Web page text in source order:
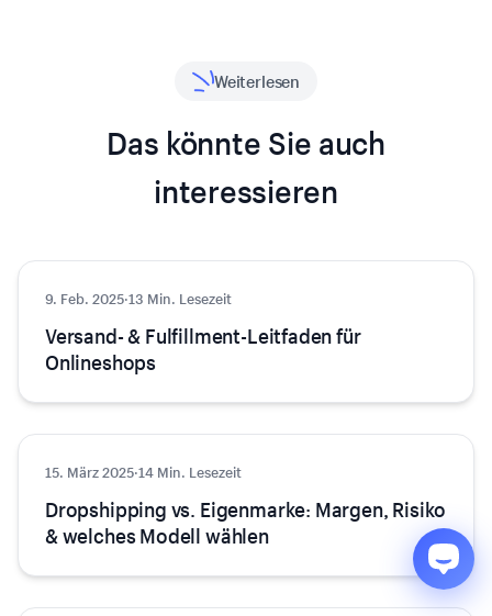
Weiterlesen
Das könnte Sie auch
interessieren
E-Commerce
9. Feb. 2025·13 Min. Lesezeit
Versand- & Fulfillment-Leitfaden für
Onlineshops
E-Commerce
15. März 2025·14 Min. Lesezeit
Dropshipping vs. Eigenmarke: Margen, Risiko
& welches Modell wählen